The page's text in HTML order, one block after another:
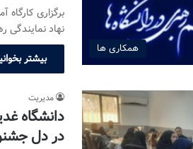
همکاری ها
برگزاری
نهاد نمایندگی
بیشتر
مدیریت
دانشگاه
در دل